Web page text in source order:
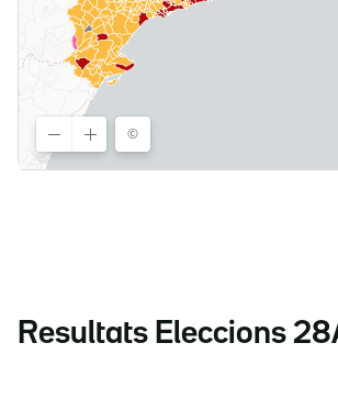
Resultats Eleccions